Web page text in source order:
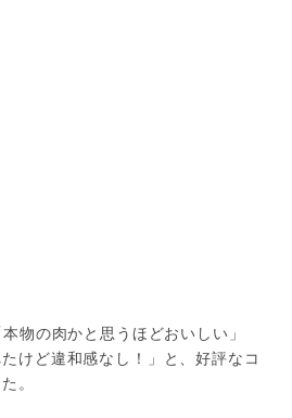
物の肉かと思うほどおいしい」
けど違和感なし！」と、好評なコ
。